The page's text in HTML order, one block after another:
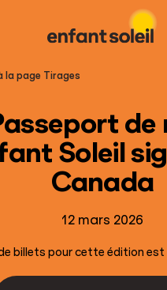
la page Tirages
de
Soleil
Canada
12 mars 2026
billets pour cette édition est